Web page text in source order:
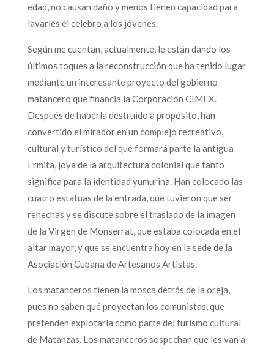
edad, no causan daño y menos tienen capacidad para
lavarles el celebro a los jóvenes.
Según me cuentan, actualmente, le están dando los
últimos toques a la reconstrucción que ha tenido lugar
mediante un interesante proyecto del gobierno
matancero que financia la Corporación CIMEX.
Después de haberla destruido a propósito, han
convertido el mirador en un complejo recreativo,
cultural y turístico del que formará parte la antigua
Ermita, joya de la arquitectura colonial que tanto
significa para la identidad yumurina. Han colocado las
cuatro estatuas de la entrada, que tuvieron que ser
rehechas y se discute sobre el traslado de la imagen
de la Virgen de Monserrat, que estaba colocada en el
altar mayor, y que se encuentra hoy en la sede de la
Asociación Cubana de Artesanos Artistas.
Los matanceros tienen la mosca detrás de la oreja,
pues no saben qué proyectan los comunistas, que
pretenden explotarla como parte del turismo cultural
de Matanzas. Los matanceros sospechan que les van a